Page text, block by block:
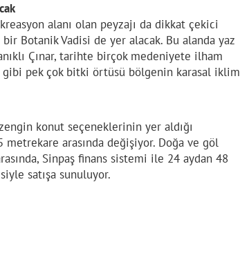
alanı olan peyzajı da dikkat çekici
Botanik Vadisi de yer alacak. Bu alanda yaz
Çınar, tarihte birçok medeniyete ilham
gibi pek çok bitki örtüsü bölgenin karasal iklim
konut seçeneklerinin yer aldığı
arasında değişiyor. Doğa ve göl
Sinpaş finans sistemi ile 24 aydan 48
satışa sunuluyor.